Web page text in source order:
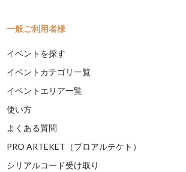
一般ご利用者様
イベントを探す
イベントカテゴリ一覧
イベントエリア一覧
使い方
よくある質問
PRO ARTEKET（プロアルテケト）
シリアルコード受け取り